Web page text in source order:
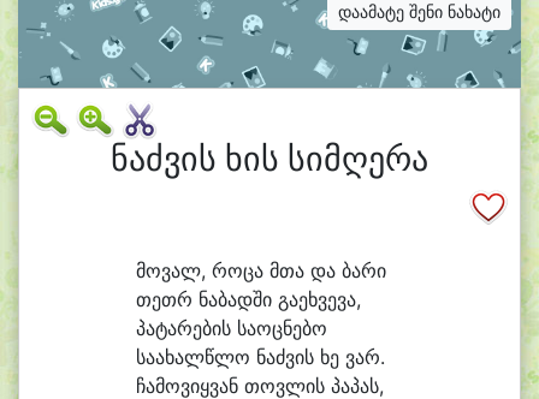
დაამატე შენი ნახატი
ნაძვის ხის სიმღერა
მოვალ, როცა მთა და ბარი
თეთრ ნაბადში გაეხვევა,
პატარების საოცნებო
საახალწლო ნაძვის ხე ვარ.
ჩამოვიყვან თოვლის პაპას,